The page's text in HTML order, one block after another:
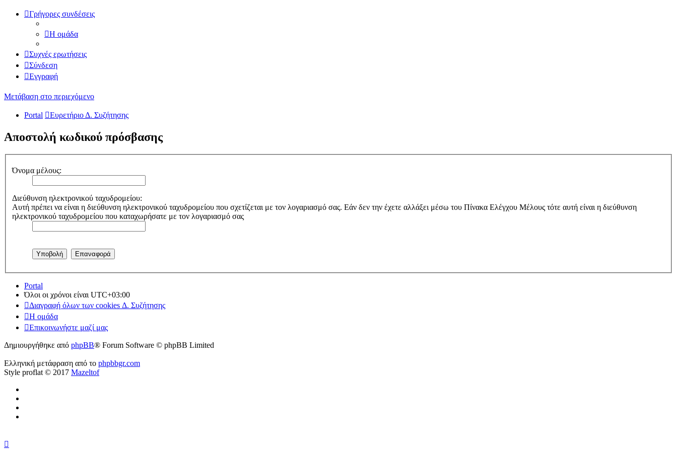
Γρήγορες συνδέσεις
Η ομάδα
Συχνές ερωτήσεις
Σύνδεση
Εγγραφή
Μετάβαση στο περιεχόμενο
Portal Ευρετήριο Δ. Συζήτησης
Αποστολή κωδικού πρόσβασης
Όνομα μέλους:
Διεύθυνση ηλεκτρονικού ταχυδρομείου:
Αυτή πρέπει να είναι η διεύθυνση ηλεκτρονικού ταχυδρομείου που σχετίζεται με τον λογαριασμό σας. Εάν δεν την έχετε αλλάξει μέσω του Πίνακα Ελέγχου Μέλους τότε αυτή είναι η διεύθυνση
ηλεκτρονικού ταχυδρομείου που καταχωρήσατε με τον λογαριασμό σας
Portal
Όλοι οι χρόνοι είναι UTC+03:00
Διαγραφή όλων των cookies Δ. Συζήτησης
Η ομάδα
Επικοινωνήστε μαζί μας
Δημιουργήθηκε από phpBB® Forum Software © phpBB Limited
Ελληνική μετάφραση από το phpbbgr.com
Style proflat © 2017 Mazeltof